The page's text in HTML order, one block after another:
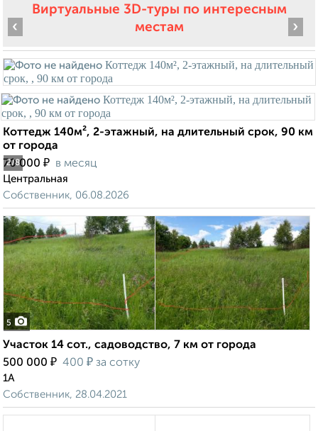
Виртуальные 3D-туры по интересным
местам
2/8
‹ ›
Коттедж 140м², 2-этажный, на длительный срок, 90 км
от города
70 000 ₽ в месяц
Центральная
Собственник, 06.08.2026
5
Участок 14 сот., садоводство, 7 км от города
500 000 ₽ 400 ₽ за сотку
1А
Собственник, 28.04.2021